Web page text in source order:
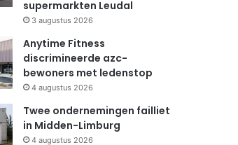
supermarkten Leudal
3 augustus 2026
Anytime Fitness
discrimineerde azc-
bewoners met ledenstop
4 augustus 2026
Twee ondernemingen failliet
in Midden-Limburg
4 augustus 2026